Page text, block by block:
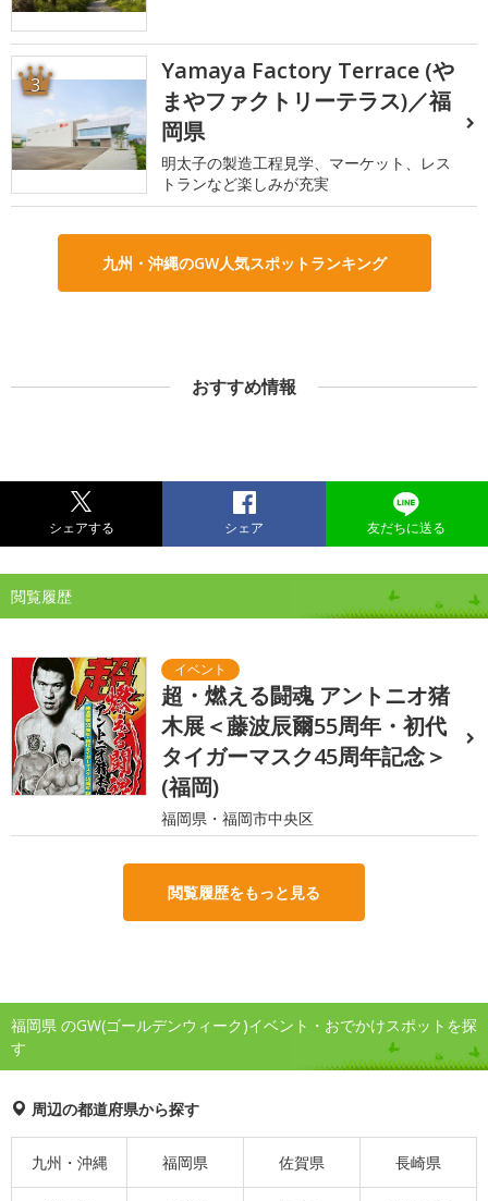
3
Yamaya Factory Terrace (や
まやファクトリーテラス)／福
岡県
明太子の製造工程見学、マーケット、レス
トランなど楽しみが充実
九州・沖縄のGW人気スポットランキング
おすすめ情報
シェアする シェア 友だちに送る
閲覧履歴
超・燃える闘魂 アントニオ猪
木展＜藤波辰爾55周年・初代
タイガーマスク45周年記念＞
(福岡)
福岡県・福岡市中央区
閲覧履歴をもっと見る
福岡県 のGW(ゴールデンウィーク)イベント・おでかけスポットを探
す
周辺の都道府県から探す
九州・沖縄 福岡県 佐賀県 長崎県